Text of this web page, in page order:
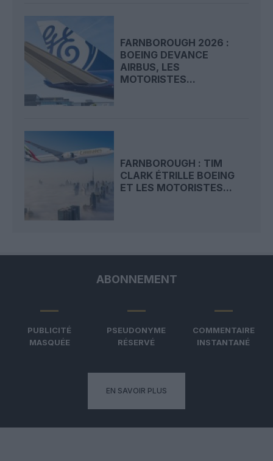
FARNBOROUGH 2026 :
BOEING DEVANCE
AIRBUS, LES
MOTORISTES...
FARNBOROUGH : TIM
CLARK ÉTRILLE BOEING
ET LES MOTORISTES...
ABONNEMENT
PUBLICITÉ
MASQUÉE
PSEUDONYME
RÉSERVÉ
COMMENTAIRE
INSTANTANÉ
EN SAVOIR PLUS